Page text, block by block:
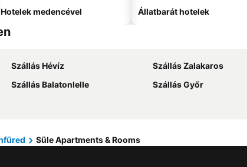
Hotelek medencével Állatbarát hotelek
Szállás Hévíz
Szállás Zalakaros
Szállás Balatonlelle
Szállás Győr
Süle Apartments & Rooms